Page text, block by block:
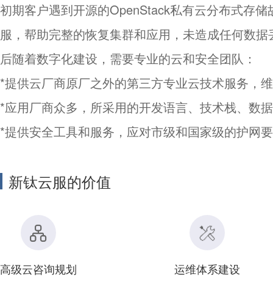
初期客户遇到开源的OpenStack私有云分布式存
服，帮助完整的恢复集群和应用，未造成任何数据
后随着数字化建设，需要专业的云和安全团队：
*提供云厂商原厂之外的第三方专业云技术服务，
*应用厂商众多，所采用的开发语言、技术栈、数
*提供安全工具和服务，应对市级和国家级的护网
新钛云服的价值
高级云咨询规划 运维体系建设